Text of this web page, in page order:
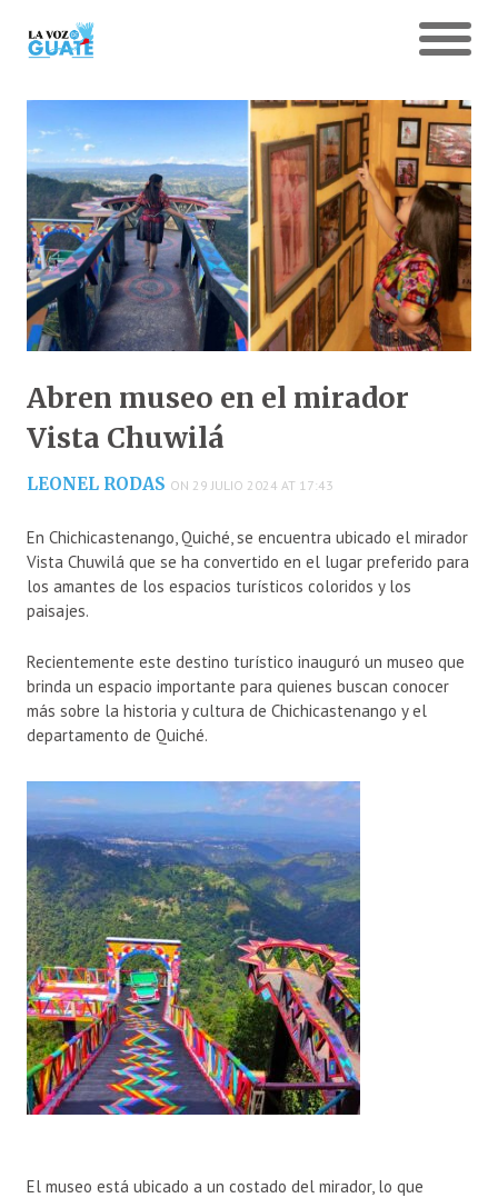
Abren museo en el mirador
Vista Chuwilá
LEONEL RODAS ON 29 JULIO 2024 AT 17:43
En Chichicastenango, Quiché, se encuentra ubicado el mirador
Vista Chuwilá que se ha convertido en el lugar preferido para
los amantes de los espacios turísticos coloridos y los
paisajes.
Recientemente este destino turístico inauguró un museo que
brinda un espacio importante para quienes buscan conocer
más sobre la historia y cultura de Chichicastenango y el
departamento de Quiché.
El museo está ubicado a un costado del mirador, lo que